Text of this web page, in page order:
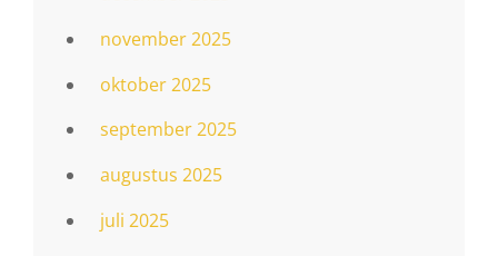
november 2025
oktober 2025
september 2025
augustus 2025
juli 2025